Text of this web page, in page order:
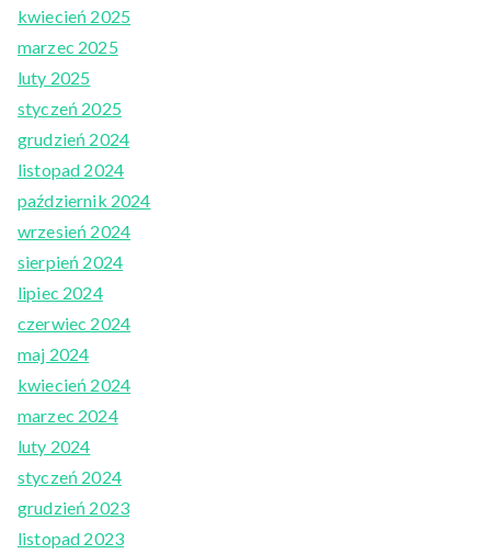
kwiecień 2025
marzec 2025
luty 2025
styczeń 2025
grudzień 2024
listopad 2024
październik 2024
wrzesień 2024
sierpień 2024
lipiec 2024
czerwiec 2024
maj 2024
kwiecień 2024
marzec 2024
luty 2024
styczeń 2024
grudzień 2023
listopad 2023